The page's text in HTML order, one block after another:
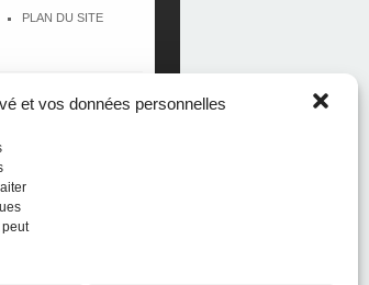
et vos données personnelles
PLAN DU SITE